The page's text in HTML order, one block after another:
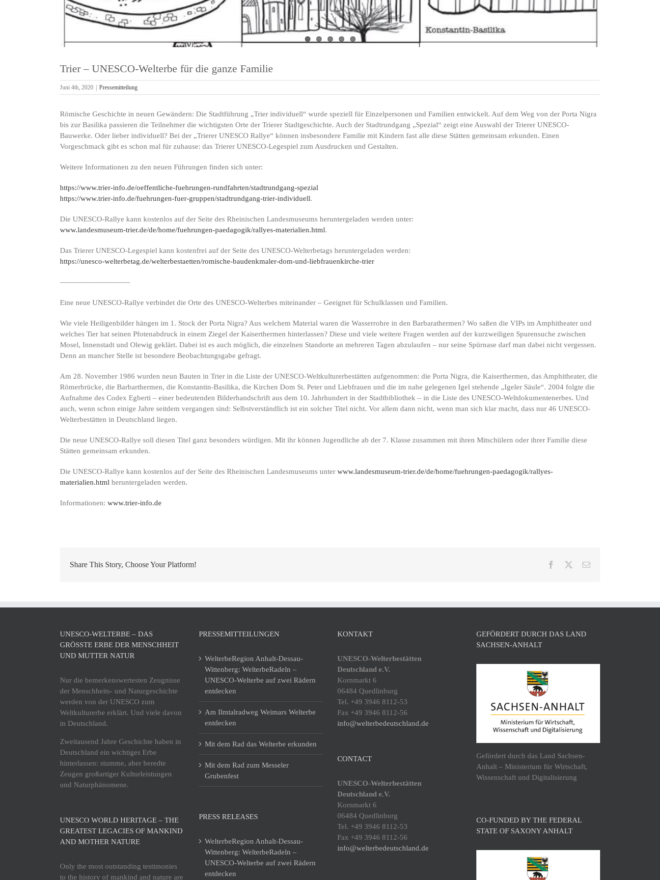
Trier – UNESCO-Welterbe für die ganze Familie
Juni 4th, 2020 | Pressemitteilung
Römische Geschichte in neuen Gewändern: Die Stadtführung „Trier individuell“ wurde speziell für Einzelpersonen und Familien entwickelt. Auf dem Weg von der Porta Nigra
bis zur Basilika passieren die Teilnehmer die wichtigsten Orte der Trierer Stadtgeschichte. Auch der Stadtrundgang „Spezial“ zeigt eine Auswahl der Trierer UNESCO-
Bauwerke. Oder lieber individuell? Bei der „Trierer UNESCO Rallye“ können insbesondere Familie mit Kindern fast alle diese Stätten gemeinsam erkunden. Einen
Vorgeschmack gibt es schon mal für zuhause: das Trierer UNESCO-Legespiel zum Ausdrucken und Gestalten.
Weitere Informationen zu den neuen Führungen finden sich unter:
https://www.trier-info.de/oeffentliche-fuehrungen-rundfahrten/stadtrundgang-spezial
https://www.trier-info.de/fuehrungen-fuer-gruppen/stadtrundgang-trier-individuell.
Die UNESCO-Rallye kann kostenlos auf der Seite des Rheinischen Landesmuseums heruntergeladen werden unter:
www.landesmuseum-trier.de/de/home/fuehrungen-paedagogik/rallyes-materialien.html.
Das Trierer UNESCO-Legespiel kann kostenfrei auf der Seite des UNESCO-Welterbetags heruntergeladen werden:
https://unesco-welterbetag.de/welterbestaetten/romische-baudenkmaler-dom-und-liebfrauenkirche-trier
—————————–
Eine neue UNESCO-Rallye verbindet die Orte des UNESCO-Welterbes miteinander – Geeignet für Schulklassen und Familien.
Wie viele Heiligenbilder hängen im 1. Stock der Porta Nigra? Aus welchem Material waren die Wasserrohre in den Barbarathermen? Wo saßen die VIPs im Amphitheater und
welches Tier hat seinen Pfotenabdruck in einem Ziegel der Kaiserthermen hinterlassen? Diese und viele weitere Fragen werden auf der kurzweiligen Spurensuche zwischen
Mosel, Innenstadt und Olewig geklärt. Dabei ist es auch möglich, die einzelnen Standorte an mehreren Tagen abzulaufen – nur seine Spürnase darf man dabei nicht vergessen.
Denn an mancher Stelle ist besondere Beobachtungsgabe gefragt.
Am 28. November 1986 wurden neun Bauten in Trier in die Liste der UNESCO-Weltkulturerbestätten aufgenommen: die Porta Nigra, die Kaiserthermen, das Amphitheater, die
Römerbrücke, die Barbarthermen, die Konstantin-Basilika, die Kirchen Dom St. Peter und Liebfrauen und die im nahe gelegenen Igel stehende „Igeler Säule“. 2004 folgte die
Aufnahme des Codex Egberti – einer bedeutenden Bilderhandschrift aus dem 10. Jahrhundert in der Stadtbibliothek – in die Liste des UNESCO-Weltdokumentenerbes. Und
auch, wenn schon einige Jahre seitdem vergangen sind: Selbstverständlich ist ein solcher Titel nicht. Vor allem dann nicht, wenn man sich klar macht, dass nur 46 UNESCO-
Welterbestätten in Deutschland liegen.
Die neue UNESCO-Rallye soll diesen Titel ganz besonders würdigen. Mit ihr können Jugendliche ab der 7. Klasse zusammen mit ihren Mitschülern oder ihrer Familie diese
Stätten gemeinsam erkunden.
Die UNESCO-Rallye kann kostenlos auf der Seite des Rheinischen Landesmuseums unter www.landesmuseum-trier.de/de/home/fuehrungen-paedagogik/rallyes-
materialien.html heruntergeladen werden.
Informationen: www.trier-info.de
Share This Story, Choose Your Platform! Facebook
E-
UNESCO-WELTERBE – DAS
GRÖSSTE ERBE DER MENSCHHEIT U
ND MUTTER NATUR
Nur die bemerkenswertesten Zeugnisse
der Menschheits- und Naturgeschichte
werden von der UNESCO zum
Weltkulturerbe erklärt. Und viele davon
in Deutschland.
Zweitausend Jahre Geschichte haben in
Deutschland ein wichtiges Erbe
hinterlassen: stumme, aber beredte
Zeugen großartiger Kulturleistungen
und Naturphänomene.
UNESCO WORLD HERITAGE – THE
GREATEST LEGACIES OF MANKIND
AND MOTHER NATURE
Only the most outstanding testimonies
to the history of mankind and nature are
PRESSEMITTEILUNGEN
WelterbeRegion Anhalt-Dessau-
Wittenberg: WelterbeRadeln –
UNESCO-Welterbe auf zwei Rädern
entdecken
Am Ilmtalradweg Weimars Welterbe
entdecken
Mit dem Rad das Welterbe erkunden
Mit dem Rad zum Messeler
Grubenfest
PRESS RELEASES
WelterbeRegion Anhalt-Dessau-
Wittenberg: WelterbeRadeln –
UNESCO-Welterbe auf zwei Rädern
entdecken
KONTAKT
UNESCO-Welterbestätten
Deutschland e.V.
Kornmarkt 6
06484 Quedlinburg
Tel. +49 3946 8112-53
Fax +49 3946 8112-56
info@welterbedeutschland.de
CONTACT
UNESCO-Welterbestätten
Deutschland e.V.
Kornmarkt 6
06484 Quedlinburg
Tel. +49 3946 8112-53
Fax +49 3946 8112-56
info@welterbedeutschland.de
GEFÖRDERT DURCH DAS LAND
SACHSEN-ANHALT
Gefördert durch das Land Sachsen-
Anhalt – Ministerium für Wirtschaft,
Wissenschaft und Digitalisierung
CO-FUNDED BY THE FEDERAL
STATE OF SAXONY ANHALT